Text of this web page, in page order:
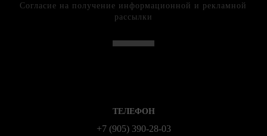
Согласие на получение информационной и рекламной
рассылки
ТЕЛЕФОН
+7 (905) 390-28-03